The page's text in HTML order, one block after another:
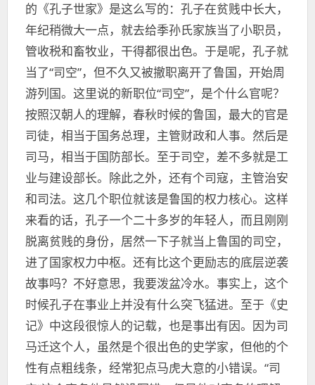
的《孔子世家》是这么写的：孔子在贫贱中长大，
年纪稍微大一点，就去给季孙氏家族当了小职员，
管收税和畜牧业，干得都很出色。于是呢，孔子就
当了“司空”，但不久又被撤职离开了鲁国，开始周
游列国。这里说的新职位“司空”，是个什么官呢？
按照汉朝人的理解，春秋时候的鲁国，最大的官是
司徒，相当于国务总理，主管财政和人事。然后是
司马，相当于国防部长。至于司空，差不多就是工
业与建设部长。除此之外，还有个司寇，主管治安
和司法。这几个职位就该是鲁国的权力核心。这样
来看的话，孔子一个二十多岁的年轻人，而且刚刚
脱离贫贱的身份，居然一下子就当上鲁国的司空，
进了国家权力中枢。还有比这个更励志的底层逆袭
故事吗？不好意思，我要泼盆冷水。事实上，这个
时候孔子在事业上并没有什么突飞猛进。至于《史
记》中这段很惊人的记载，也是事出有因。因为司
马迁这个人，虽然是个很出色的史学家，但他的个
性有点粗线条，经常犯点马虎大意的小错误。“司